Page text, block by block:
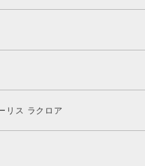
リス ラクロア